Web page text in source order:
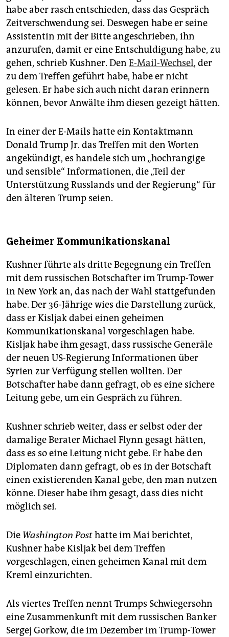
habe aber rasch entschieden, dass das Gespräch
Zeitverschwendung sei. Deswegen habe er seine
Assistentin mit der Bitte angeschrieben, ihn
anzurufen, damit er eine Entschuldigung habe, zu
gehen, schrieb Kushner. Den E-Mail-Wechsel, der
zu dem Treffen geführt habe, habe er nicht
gelesen. Er habe sich auch nicht daran erinnern
können, bevor Anwälte ihm diesen gezeigt hätten.
In einer der E-Mails hatte ein Kontaktmann
Donald Trump Jr. das Treffen mit den Worten
angekündigt, es handele sich um „hochrangige
und sensible“ Informationen, die „Teil der
Unterstützung Russlands und der Regierung“ für
den älteren Trump seien.
Geheimer Kommunikationskanal
Kushner führte als dritte Begegnung ein Treffen
mit dem russischen Botschafter im Trump-Tower
in New York an, das nach der Wahl stattgefunden
habe. Der 36-Jährige wies die Darstellung zurück,
dass er Kisljak dabei einen geheimen
Kommunikationskanal vorgeschlagen habe.
Kisljak habe ihm gesagt, dass russische Generäle
der neuen US-Regierung Informationen über
Syrien zur Verfügung stellen wollten. Der
Botschafter habe dann gefragt, ob es eine sichere
Leitung gebe, um ein Gespräch zu führen.
Kushner schrieb weiter, dass er selbst oder der
damalige Berater Michael Flynn gesagt hätten,
dass es so eine Leitung nicht gebe. Er habe den
Diplomaten dann gefragt, ob es in der Botschaft
einen existierenden Kanal gebe, den man nutzen
könne. Dieser habe ihm gesagt, dass dies nicht
möglich sei.
Die Washington Posthatte im Mai berichtet,
Kushner habe Kisljak bei dem Treffen
vorgeschlagen, einen geheimen Kanal mit dem
Kreml einzurichten.
Als viertes Treffen nennt Trumps Schwiegersohn
eine Zusammenkunft mit dem russischen Banker
Sergej Gorkow, die im Dezember im Trump-Tower